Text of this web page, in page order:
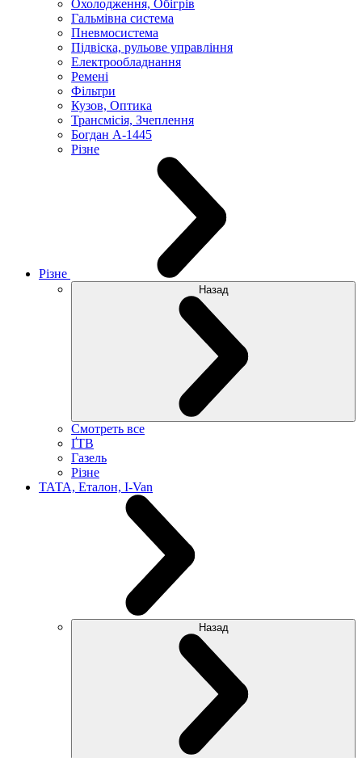
Охолодження, Обігрів
Гальмівна система
Пневмосистема
Підвіска, рульове управління
Електрообладнання
Ремені
Фільтри
Кузов, Оптика
Трансмісія, Зчеплення
Богдан А-1445
Різне
Різне
Назад
Смотреть все
ҐТВ
Газель
Різне
ТАТА, Еталон, I-Van
Назад